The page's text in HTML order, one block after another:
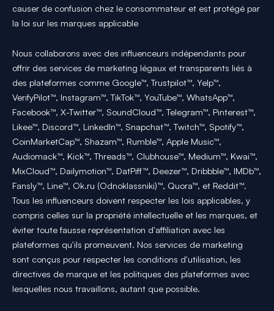
causer de confusion chez le consommateur et est protégé par
la loi sur les marques applicable
Nous collaborons avec des influenceurs indépendants pour
offrir des services de marketing légaux et transparents liés à
des plateformes comme Google™, Trustpilot™, Yelp™,
VerifyPilot™, Instagram™, TikTok™, YouTube™, WhatsApp™,
Facebook™, X-Twitter™, SoundCloud™, Telegram™, Pinterest™,
Likee™, Discord™, LinkedIn™, Snapchat™, Twitch™, Spotify™,
CoinMarketCap™, Shazam™, Rumble™, Apple Music™,
Audiomack™, Kick™, Threads™, Clubhouse™, Medium™, Kwai™,
MixCloud™, Dailymotion™, DatPiff™, Deezer™, Dribbble™, IMDb™,
Fansly™, Line™, Ok.ru (Odnoklassniki)™, Quora™, et Reddit™.
Tous les influenceurs doivent respecter les lois applicables, y
compris celles sur la propriété intellectuelle et les marques, et
éviter toute fausse représentation d'affiliation avec les
plateformes qu'ils promeuvent. Nos services de marketing
sont conçus pour respecter les conditions d'utilisation, les
directives de marque et les politiques des plateformes avec
lesquelles nous travaillons, autant que possible.